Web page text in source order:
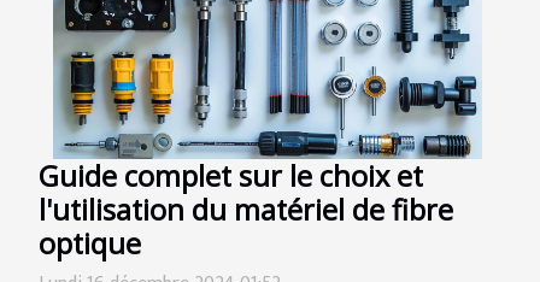
Guide complet sur le choix et
l'utilisation du matériel de fibre
optique